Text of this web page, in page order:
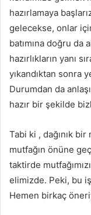
hazırlamaya
gelecekse, onlar
batımına doğru da
hazırlıkların yanı
yıkandıktan sonra
Durumdan da
hazır bir şekilde
Tabi ki , dağınık bir
mutfağın önüne
taktirde
elimizde. Peki, bu
Hemen birkaç